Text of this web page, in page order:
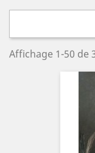
Affichage 1-50 de